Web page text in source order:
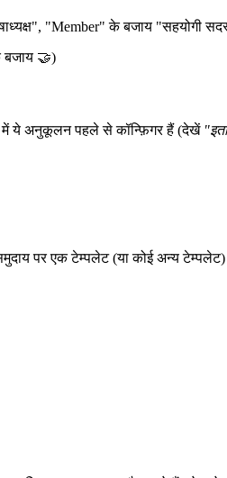
"Member" के बजाय "सहयोगी
बजाय 🤝)
में ये अनुकूलन पहले से कॉन्फ़िगर हैं (देखें
पर एक टेम्पलेट (या कोई अन्य